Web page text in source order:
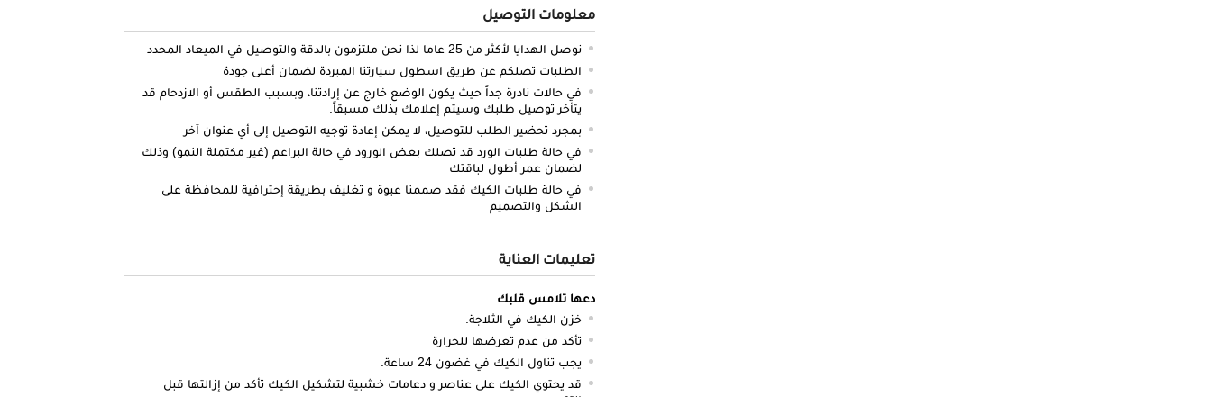
معلومات التوصيل
نوصل الهدايا لأكثر من 25 عاما لذا نحن ملتزمون بالدقة والتوصيل في الميعاد المحدد
الطلبات تصلكم عن طريق اسطول سيارتنا المبردة لضمان أعلى جودة
في حالات نادرة جداً حيث يكون الوضع خارج عن إرادتنا، وبسبب الطقس أو الازدحام قد
يتأخر توصيل طلبك وسيتم إعلامك بذلك مسبقاً.
بمجرد تحضير الطلب للتوصيل، لا يمكن إعادة توجيه التوصيل إلى أي عنوان آخر
في حالة طلبات الورد قد تصلك بعض الورود في حالة البراعم (غير مكتملة النمو) وذلك
لضمان عمر أطول لباقتك
في حالة طلبات الكيك فقد صممنا عبوة و تغليف بطريقة إحترافية للمحافظة على
الشكل والتصميم
تعليمات العناية
دعها تلامس قلبك
خزن الكيك في الثلاجة.
تأكد من عدم تعرضها للحرارة
يجب تناول الكيك في غضون 24 ساعة.
قد يحتوي الكيك على عناصر و دعامات خشبية لتشكيل الكيك تأكد من إزالتها قبل